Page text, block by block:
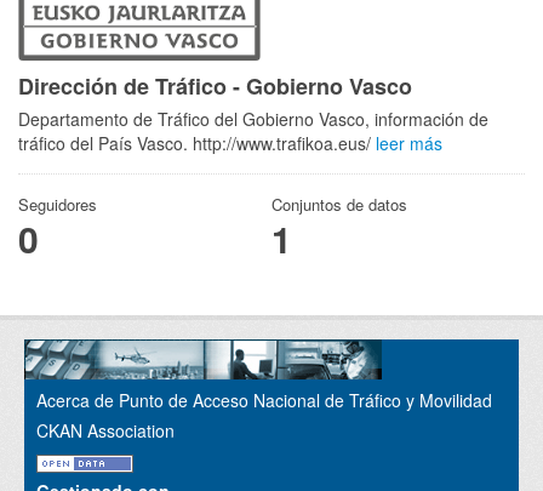
Dirección de Tráfico - Gobierno Vasco
Departamento de Tráfico del Gobierno Vasco, información de
tráfico del País Vasco. http://www.trafikoa.eus/ leer más
Seguidores
0
Conjuntos de datos
1
Acerca de Punto de Acceso Nacional de Tráfico y Movilidad
CKAN Association